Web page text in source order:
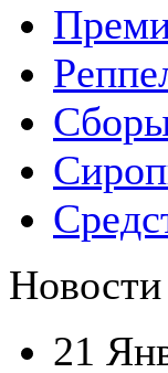
Новости
21